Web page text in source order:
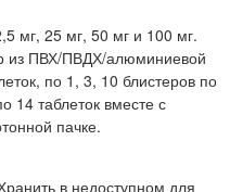
мг, 25 мг, 50 мг и 100 мг.
из ПВХ/ПВДХ/алюминиевой
по 1, 3, 10 блистеров по
14 таблеток вместе с
пачке.
в недоступном для